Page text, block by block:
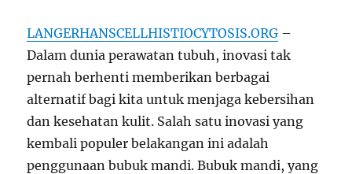
LANGERHANSCELLHISTIOCYTOSIS.ORG –
Dalam dunia perawatan tubuh, inovasi tak
pernah berhenti memberikan berbagai
alternatif bagi kita untuk menjaga kebersihan
dan kesehatan kulit. Salah satu inovasi yang
kembali populer belakangan ini adalah
penggunaan bubuk mandi. Bubuk mandi, yang